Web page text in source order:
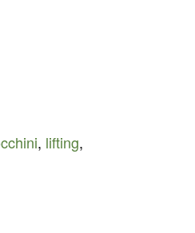
, lifting,